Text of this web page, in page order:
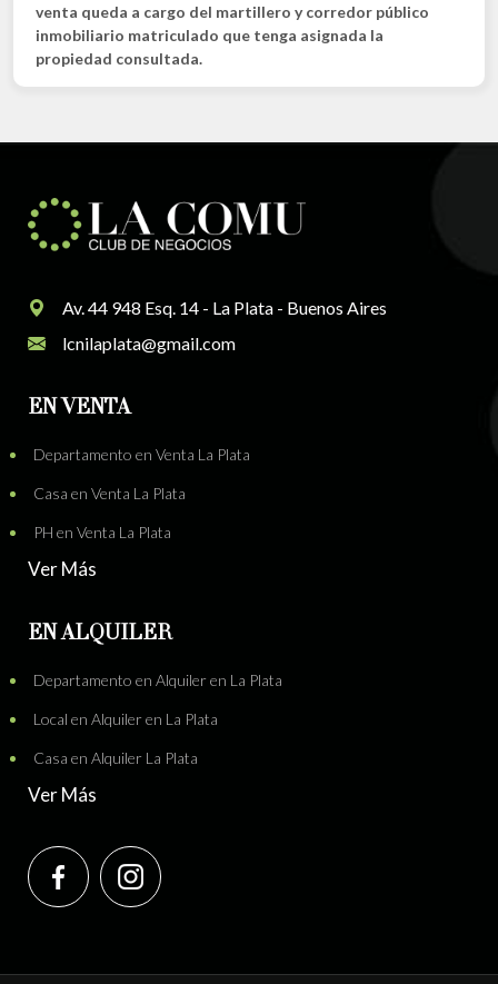
venta queda a cargo del martillero y corredor público
inmobiliario matriculado que tenga asignada la
propiedad consultada.
Av. 44 948 Esq. 14 - La Plata - Buenos Aires
lcnilaplata@gmail.com
EN VENTA
Departamento en Venta La Plata
Casa en Venta La Plata
PH en Venta La Plata
Ver Más
EN ALQUILER
Departamento en Alquiler en La Plata
Local en Alquiler en La Plata
Casa en Alquiler La Plata
Ver Más